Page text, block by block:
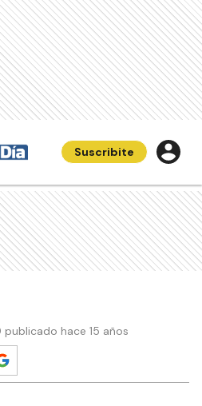
Suscribite
hace 15 años